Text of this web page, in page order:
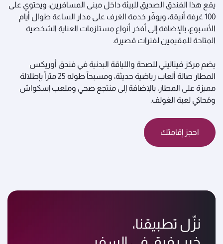
يقع هذا الفندق الصديق للبيئة داخل مبنى المسافرين، ويحتوي على
100 غرفة أنيقة، ويوفّر خدمة الغرف على مدار الساعة طوال أيام
الأسبوع، بالإضافة إلى أفخر أنواع مستلزمات العناية الشخصية
المتاحة للمقيمين لفترات قصيرة.
يضم مركز فيتاليتي للصحة واللياقة البدنية في فندق أوريكس
المطار صالة ألعاب رياضية حديثة، ومسبحاً طوله 25 متراً بإطلالة
مميزة على المطار، بالإضافة إلى منتجع صحي وملعب إسكواش
ومُحاكي لعبة الغولف.
احجز إقامتك
نزّل تطبيقنا،